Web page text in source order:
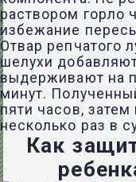
раствором горло
избежание
Отвар репчатого
шелухи
выдерживают на
минут.
пяти часов,
несколько раз в
Как